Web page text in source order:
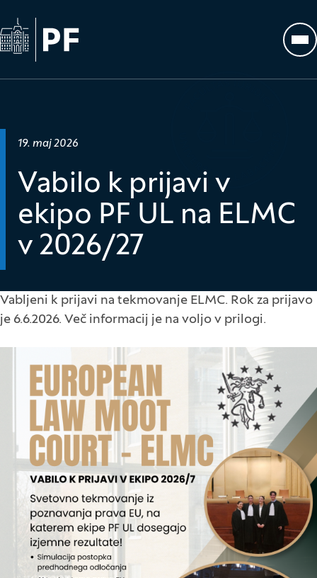
Na začetno stran
Datum objave:
19. maj 2026
Vabilo k prijavi v
ekipo PF UL na ELMC
v 2026/27
Vabljeni k prijavi na tekmovanje ELMC. Rok za prijavo
je 6.6.2026. Več informacij je na voljo v prilogi.